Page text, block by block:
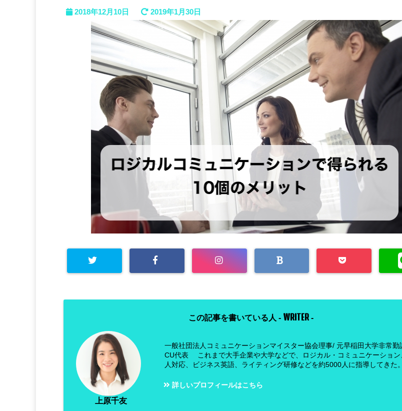
2018年12月10日 2019年1月30日
この記事を書いている人 - WRITER -
上原千友
一般社団法人コミュニケーションマイスター協会理事/ 元早稲田大学非常勤
CU代表 これまで大手企業や大学などで、ロジカル・コミュニケーション
人対応、ビジネス英語、ライティング研修などを約5000人に指導してきた。
詳しいプロフィールはこちら